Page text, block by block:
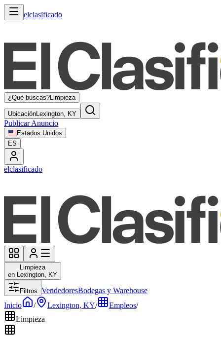
elclasificado
¿Qué buscas?Limpieza
UbicaciónLexington, KY
Publicar Anuncio
Estados Unidos
ES
elclasificado
Limpieza
en Lexington, KY
Filtros VendedoresBodegas y Warehouse
Inicio
/ Lexington, KY/ Empleos/
Limpieza